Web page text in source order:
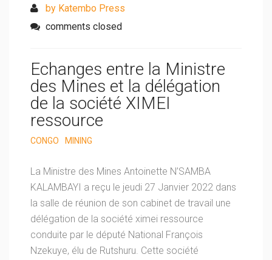
by Katembo Press
comments closed
Echanges entre la Ministre
des Mines et la délégation
de la société XIMEI
ressource
CONGO MINING
La Ministre des Mines Antoinette N’SAMBA
KALAMBAYI a reçu le jeudi 27 Janvier 2022 dans
la salle de réunion de son cabinet de travail une
délégation de la société ximei ressource
conduite par le député National François
Nzekuye, élu de Rutshuru. Cette société